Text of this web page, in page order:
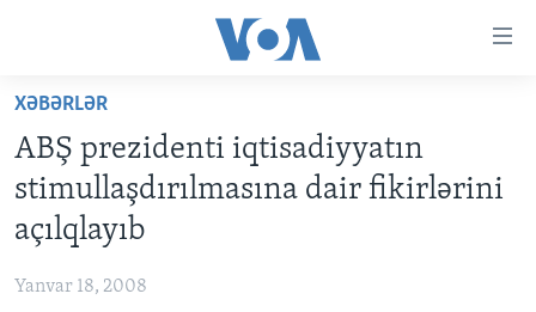
Skip
main
content
to
main
PROQRAMLAR
AMERIKA İCMALI
FAKTLAR NƏ DEYIR?
AZƏRBAYCAN
UKRAYNA BÖHRANI
ABŞ
XƏBƏRLƏR
ABŞ prezidenti iqtisadiyyatın
stimullaşdırılmasına dair fikirlərini
açılqlayıb
Yanvar 18, 2008